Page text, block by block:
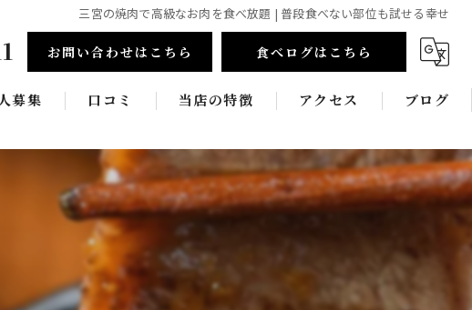
三宮の焼肉で高級なお肉を食べ放題 | 普段食べない部位も試せる幸せ
お問い合わせはこちら 食べログはこちら
募集 口コミ 当店の特徴
食べ放題
和牛
新鮮
宴会
アクセス ブログ
コラム